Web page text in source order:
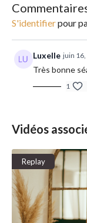
S'identifierpour
Luxelle juin
Très bonne
1
Vidéos
Replay